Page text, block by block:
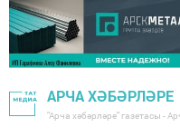
АРЧА ХӘБӘРЛӘРЕ
"Арча хәбәрләре" газетасы -